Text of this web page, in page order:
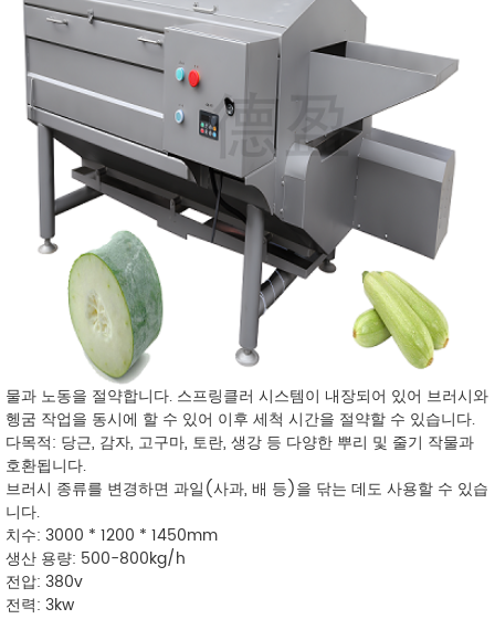
물과 노동을 절약합니다. 스프링클러 시스템이 내장되어 있어 브러시와
헹굼 작업을 동시에 할 수 있어 이후 세척 시간을 절약할 수 있습니다.
다목적: 당근, 감자, 고구마, 토란, 생강 등 다양한 뿌리 및 줄기 작물과
호환됩니다.
브러시 종류를 변경하면 과일(사과, 배 등)을 닦는 데도 사용할 수 있습
니다.
치수: 3000 * 1200 * 1450mm
생산 용량: 500-800kg/h
전압: 380v
전력: 3kw